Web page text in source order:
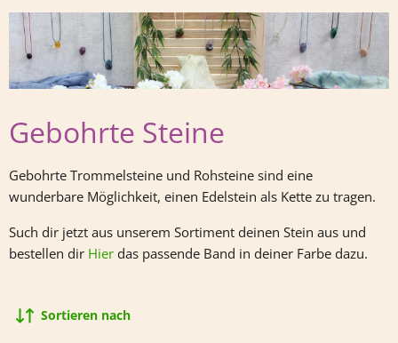
Gebohrte Steine
Gebohrte Trommelsteine und Rohsteine sind eine
wunderbare Möglichkeit, einen Edelstein als Kette zu tragen.
Such dir jetzt aus unserem Sortiment deinen Stein aus und
bestellen dir Hier das passende Band in deiner Farbe dazu.
Sortieren nach